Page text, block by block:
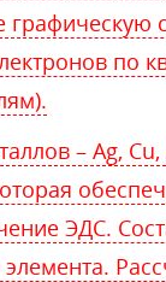
графическую
по
– Ag, Cu,
ЭДС.